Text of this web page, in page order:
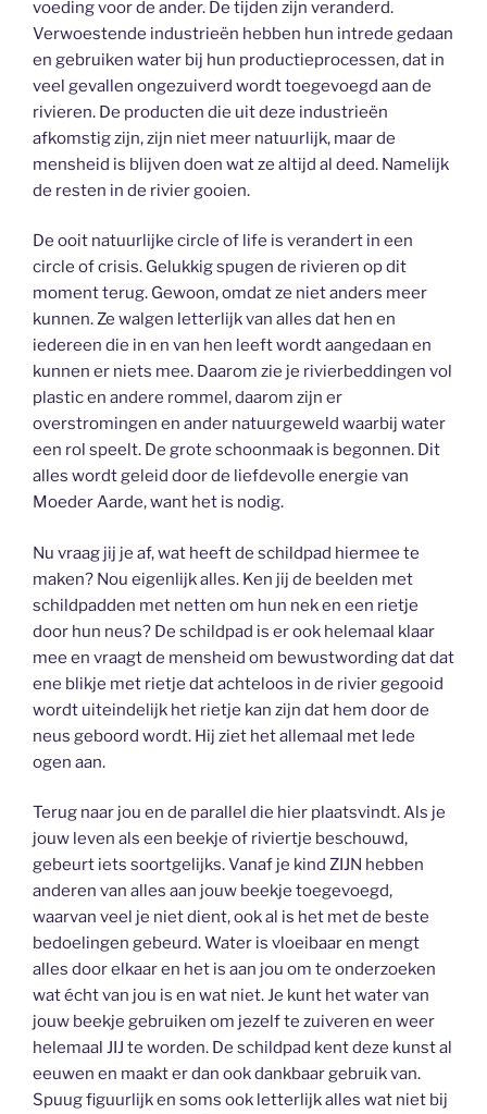
voeding voor de ander. De tijden zijn veranderd.
Verwoestende industrieën hebben hun intrede gedaan
en gebruiken water bij hun productieprocessen, dat in
veel gevallen ongezuiverd wordt toegevoegd aan de
rivieren. De producten die uit deze industrieën
afkomstig zijn, zijn niet meer natuurlijk, maar de
mensheid is blijven doen wat ze altijd al deed. Namelijk
de resten in de rivier gooien.
De ooit natuurlijke circle of life is verandert in een
circle of crisis. Gelukkig spugen de rivieren op dit
moment terug. Gewoon, omdat ze niet anders meer
kunnen. Ze walgen letterlijk van alles dat hen en
iedereen die in en van hen leeft wordt aangedaan en
kunnen er niets mee. Daarom zie je rivierbeddingen vol
plastic en andere rommel, daarom zijn er
overstromingen en ander natuurgeweld waarbij water
een rol speelt. De grote schoonmaak is begonnen. Dit
alles wordt geleid door de liefdevolle energie van
Moeder Aarde, want het is nodig.
Nu vraag jij je af, wat heeft de schildpad hiermee te
maken? Nou eigenlijk alles. Ken jij de beelden met
schildpadden met netten om hun nek en een rietje
door hun neus? De schildpad is er ook helemaal klaar
mee en vraagt de mensheid om bewustwording dat dat
ene blikje met rietje dat achteloos in de rivier gegooid
wordt uiteindelijk het rietje kan zijn dat hem door de
neus geboord wordt. Hij ziet het allemaal met lede
ogen aan.
Terug naar jou en de parallel die hier plaatsvindt. Als je
jouw leven als een beekje of riviertje beschouwd,
gebeurt iets soortgelijks. Vanaf je kind ZIJN hebben
anderen van alles aan jouw beekje toegevoegd,
waarvan veel je niet dient, ook al is het met de beste
bedoelingen gebeurd. Water is vloeibaar en mengt
alles door elkaar en het is aan jou om te onderzoeken
wat écht van jou is en wat niet. Je kunt het water van
jouw beekje gebruiken om jezelf te zuiveren en weer
helemaal JIJ te worden. De schildpad kent deze kunst al
eeuwen en maakt er dan ook dankbaar gebruik van.
Spuug figuurlijk en soms ook letterlijk alles wat niet bij